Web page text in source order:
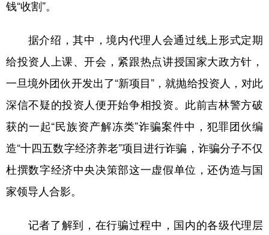
钱“收割”。
据介绍，其中，境内代理人会通过线上形式定期
给投资人上课、开会，紧跟热点讲授国家大政方针，
一旦境外团伙开发出了“新项目”，就抛给投资人，对此
深信不疑的投资人便开始争相投资。此前吉林警方破
获的一起“民族资产解冻类”诈骗案件中，犯罪团伙编
造“十四五数字经济养老”项目进行诈骗，诈骗分子不仅
杜撰数字经济中央决策部这一虚假单位，还伪造与国
家领导人合影。
记者了解到，在行骗过程中，国内的各级代理层